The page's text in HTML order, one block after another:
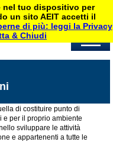
di costituire punto di
e per il proprio ambiente
sviluppare le attività
e appartenenti a tutte le
nel tuo dispositivo per
un sito AEIT accetti il
di più: leggi la Privacy
& Chiudi